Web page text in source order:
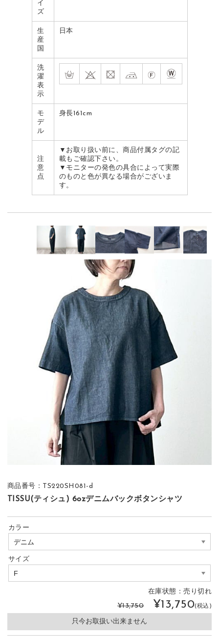
イ
ズ
生
産
国
日本
洗
濯
表
示
モ
デ
ル
身長161cm
注
意
点
▼お取り扱い前に、商品付属タグの記
載もご確認下さい。
▼モニターの発色の具合によって実際
のものと色が異なる場合がございま
す。
商品番号：TS220SH081-d
TISSU(ティシュ) 6ozデニムバックボタンシャツ
カラー
サイズ
在庫状態：売り切れ
¥13,750
¥13,750(税込)
只今お取扱い出来ません